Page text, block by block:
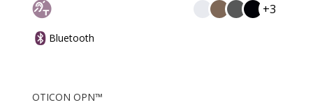
+3
Bluetooth
OTICON OPN™